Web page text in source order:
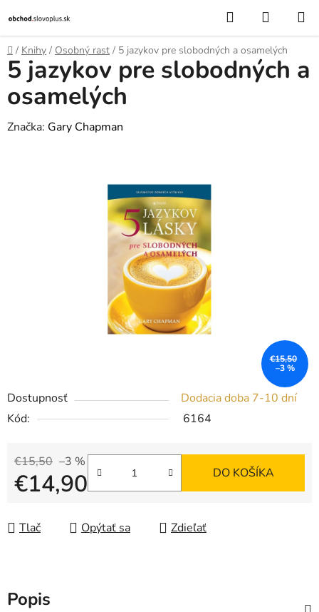
na
obsah
Hľadať
KOŠÍK
Domov
/ Knihy / Osobný rast / 5 jazykov pre slobodných a osamelých
Dostupnosť
Dodacia doba 7-10 dní
Kód:
6164
€15,50 –3 %
€14,90 DO KOŠÍKA
Tlač Opýtať sa Zdieľať
5 jazykov pre slobodných a
osamelých
Značka: Gary Chapman
€15,50
–3 %
Popis